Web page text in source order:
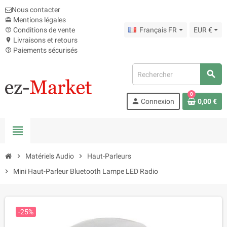
Nous contacter
card_giftcard Mentions légales
help_outline Conditions de vente
location_on Livraisons et retours
help_outline Paiements sécurisés
Français FR EUR €
search
person Connexion
0
0,00 €
view_headline
chevron_right Matériels Audio chevron_right
Haut-Parleurs
chevron_right
Mini Haut-Parleur Bluetooth Lampe LED Radio
-25%